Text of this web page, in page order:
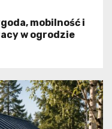
mobilność i
w ogrodzie